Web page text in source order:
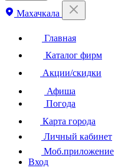
Махачкала
Главная
Каталог фирм
Акции/скидки
Афиша
Погода
Карта города
Личный кабинет
Моб.приложение
Вход